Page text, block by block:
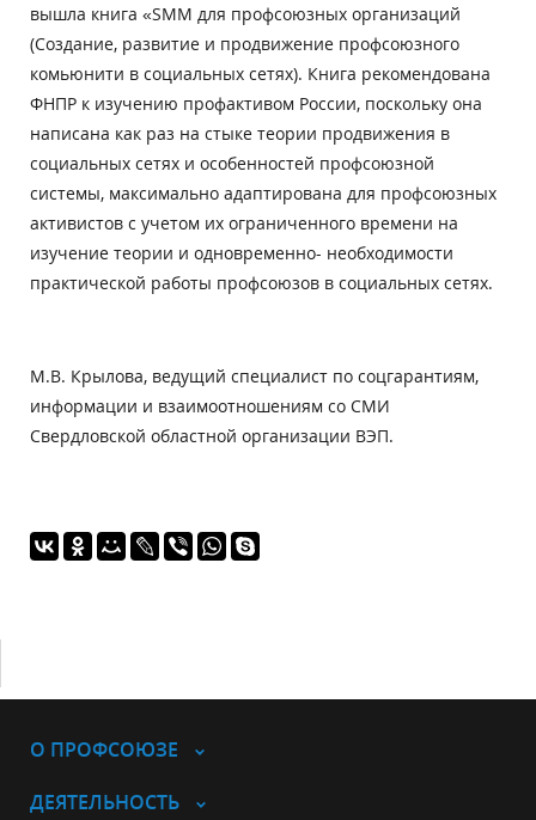
вышла книга «SMM для профсоюзных организаций
(Создание, развитие и продвижение профсоюзного
комьюнити в социальных сетях). Книга рекомендована
ФНПР к изучению профактивом России, поскольку она
написана как раз на стыке теории продвижения в
социальных сетях и особенностей профсоюзной
системы, максимально адаптирована для профсоюзных
активистов с учетом их ограниченного времени на
изучение теории и одновременно- необходимости
практической работы профсоюзов в социальных сетях.
М.В. Крылова, ведущий специалист по соцгарантиям,
информации и взаимоотношениям со СМИ
Свердловской областной организации ВЭП.
О ПРОФСОЮЗЕ
ДЕЯТЕЛЬНОСТЬ